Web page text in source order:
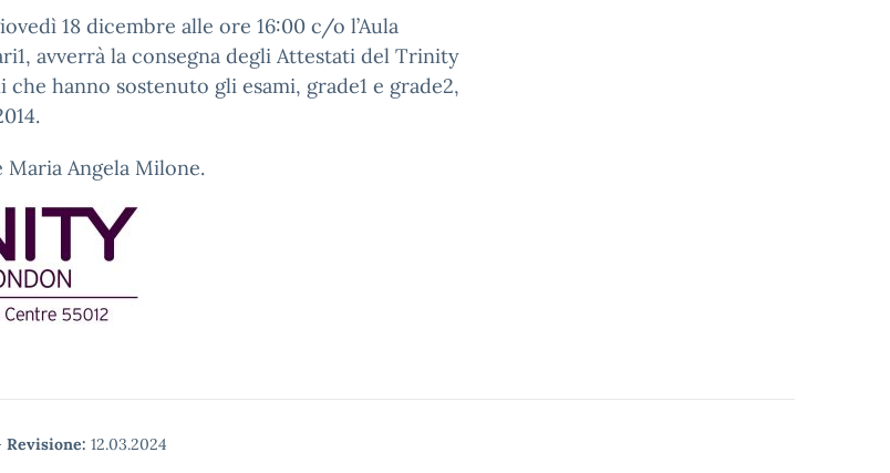
18 dicembre alle ore 16:00 c/o l’Aula
avverrà la consegna degli Attestati del Trinity
che hanno sostenuto gli esami, grade1 e grade2,
Angela Milone.
Revisione: 12.03.2024